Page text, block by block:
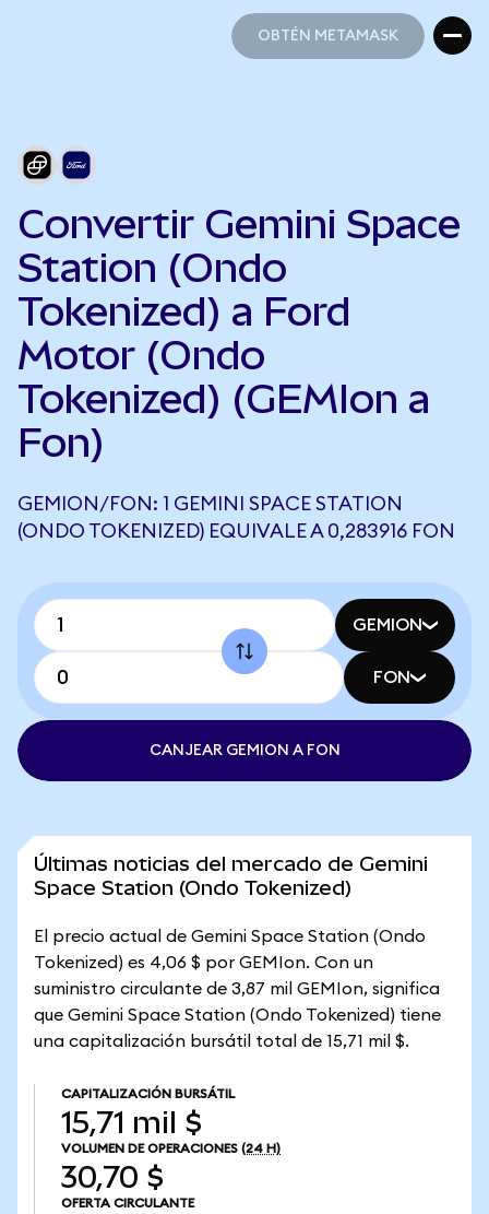
OBTÉN METAMASK
Convertir Gemini Space
Station (Ondo
Tokenized) a Ford
Motor (Ondo
Tokenized) (GEMIon a
Fon)
GEMION/FON: 1 GEMINI SPACE STATION
(ONDO TOKENIZED) EQUIVALE A 0,283916 FON
GEMION
FON
CANJEAR GEMION A FON
Últimas noticias del mercado de Gemini
Space Station (Ondo Tokenized)
El precio actual de Gemini Space Station (Ondo
Tokenized) es 4,06 $ por GEMIon. Con un
suministro circulante de 3,87 mil GEMIon, significa
que Gemini Space Station (Ondo Tokenized) tiene
una capitalización bursátil total de 15,71 mil $.
CAPITALIZACIÓN BURSÁTIL
15,71 mil $
VOLUMEN DE OPERACIONES (24 H)
30,70 $
OFERTA CIRCULANTE